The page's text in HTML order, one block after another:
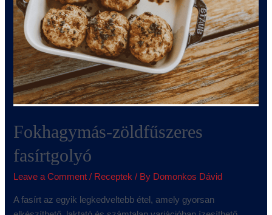
Fokhagymás-zöldfűszeres
fasírtgolyó
Leave a Comment / Receptek / By Domonkos Dávid
A fasírt az egyik legkedveltebb étel, amely gyorsan